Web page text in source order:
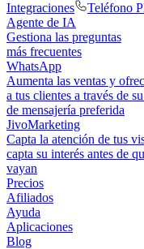
Integraciones
Teléfono
Agente de IA
Gestiona las preguntas
más frecuentes
WhatsApp
Aumenta las ventas y
a tus clientes a través de
de mensajería preferida
JivoMarketing
Capta la atención de tus
capta su interés antes de
vayan
Precios
Afiliados
Ayuda
Aplicaciones
Blog